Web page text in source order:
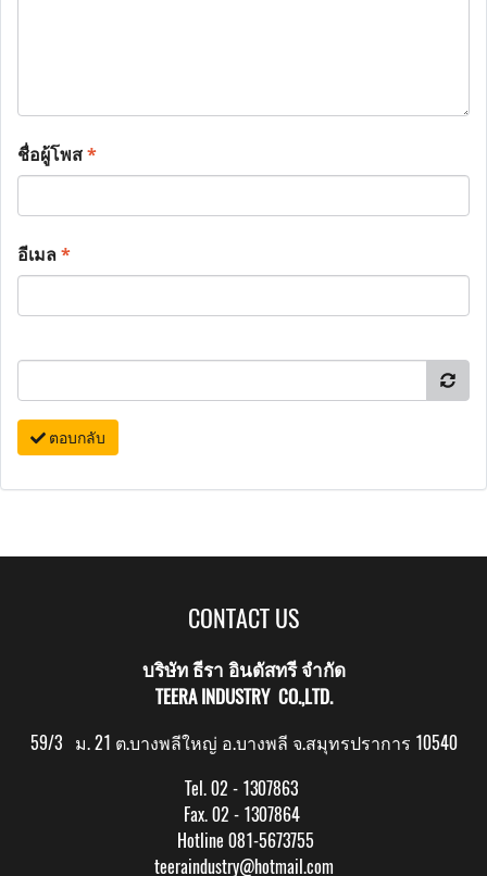
ชื่อผู้โพส*
อีเมล*
ตอบกลับ
CONTACT US
บริษัท ธีรา อินดัสทรี จำกัด
TEERA INDUSTRY CO.,LTD.
59/3 ม. 21 ต.บางพลีใหญ่ อ.บางพลี จ.สมุทรปราการ 10540
Tel. 02 - 1307863
Fax. 02 - 1307864
Hotline 081-5673755
teeraindustry@hotmail.com